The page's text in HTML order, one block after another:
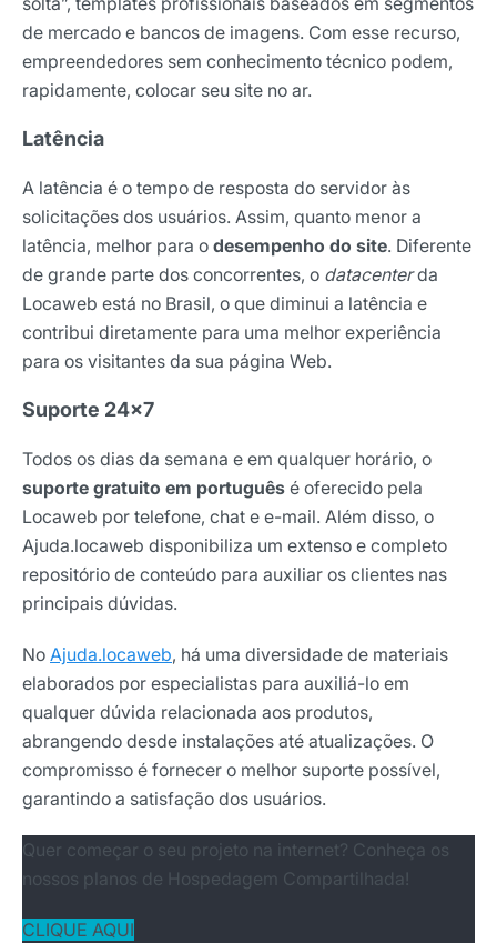
de mercado e bancos de imagens. Com esse recurso,
empreendedores sem conhecimento técnico podem,
rapidamente, colocar seu site no ar.
Latência
A latência é o tempo de resposta do servidor às
solicitações dos usuários. Assim, quanto menor a
latência, melhor para o desempenho do site. Diferente
de grande parte dos concorrentes, o datacenterda
Locaweb está no Brasil, o que diminui a latência e
contribui diretamente para uma melhor experiência
para os visitantes da sua página Web.
Suporte 24×7
Todos os dias da semana e em qualquer horário, o
suporte gratuito em português é oferecido pela
Locaweb por telefone, chat e e-mail. Além disso, o
Ajuda.locaweb disponibiliza um extenso e completo
repositório de conteúdo para auxiliar os clientes nas
principais dúvidas.
No Ajuda.locaweb, há uma diversidade de materiais
elaborados por especialistas para auxiliá-lo em
qualquer dúvida relacionada aos produtos,
abrangendo desde instalações até atualizações. O
compromisso é fornecer o melhor suporte possível,
garantindo a satisfação dos usuários.
Quer começar o seu projeto na internet? Conheça os
nossos planos de Hospedagem Compartilhada!
CLIQUE AQUI
Nome
E-mail
Selecione sua área de atuação
*Ao assinar nossa newsletter, você concorda em receber
nossas comunicações e está de acordo com as nossas
Assinar newsletter